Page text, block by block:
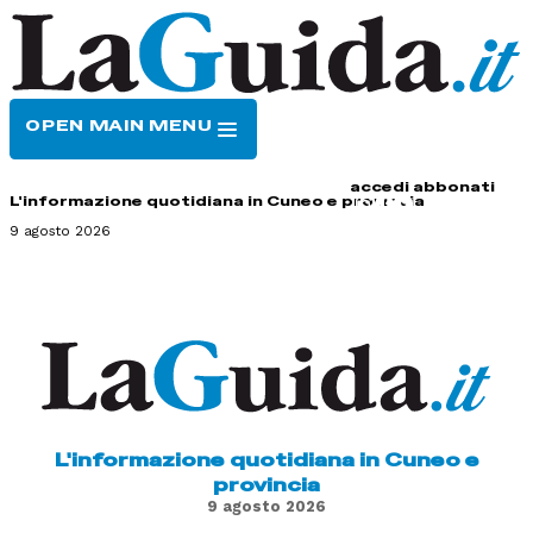
OPEN MAIN MENU
accedi abbonati
L'informazione quotidiana in Cuneo e provincia
9 agosto 2026
L'informazione quotidiana in Cuneo e
provincia
9 agosto 2026